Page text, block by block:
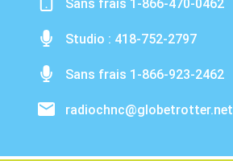
Sans frais 1-866-470-0462
Studio : 418-752-2797
Sans frais 1-866-923-2462
radiochnc@globetrotter.net